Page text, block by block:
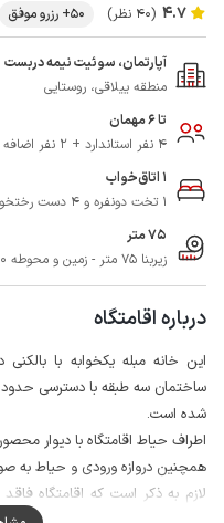
4.7 (40 نظر) 50+ رزرو موفق
آپارتمان، سوئیت نیمه دربست
منطقه ییلاقی، روستایی
تا 6 مهمان
4 نفر استاندارد + 2 نفر اضافه
1 اتاق‌خواب
1 تخت دونفره و 4 دست رختخواب
75 متر
زیربنا 75 متر - زمین و محوطه 120 متر
درباره اقامتگاه
این خانه مبله یکخوابه با
شده است.
اطراف حیاط اقامتگاه با دیوار
همچنین دروازه ورودی و حیاط به
لازم به ذکر است که اقامتگاه